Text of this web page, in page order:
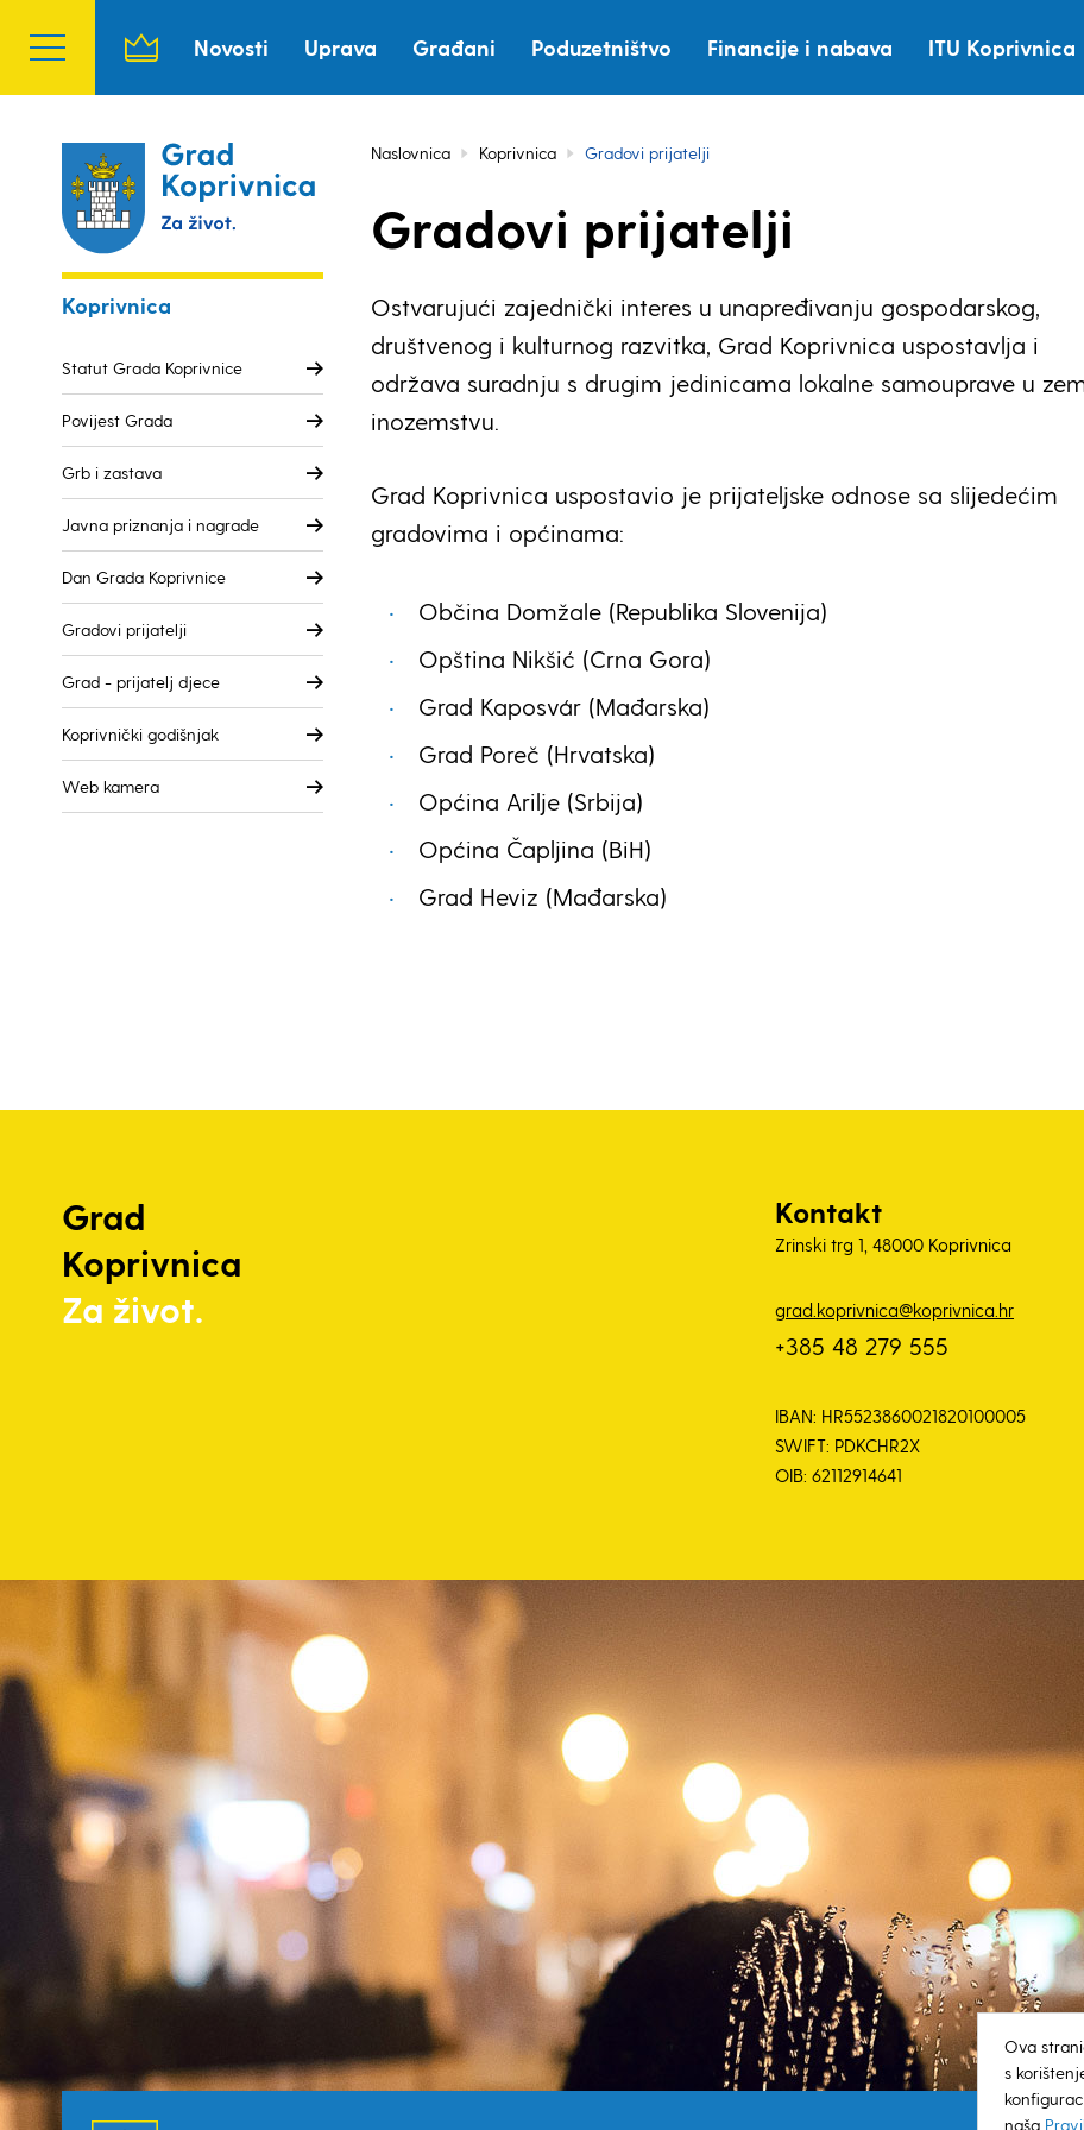
Novosti Uprava Građani Poduzetništvo Financije i nabava ITU Koprivnica
Koprivnica
Statut Grada Koprivnice
Povijest Grada
Grb i zastava
Javna priznanja i nagrade
Dan Grada Koprivnice
Gradovi prijatelji
Grad - prijatelj djece
Koprivnički godišnjak
Web kamera
Naslovnica Koprivnica Gradovi prijatelji
Gradovi prijatelji
Ostvarujući zajednički interes u unapređivanju gospodarskog,
društvenog i kulturnog razvitka, Grad Koprivnica uspostavlja i
održava suradnju s drugim jedinicama lokalne samouprave u
inozemstvu.
Grad Koprivnica uspostavio je prijateljske odnose sa slijedećim
gradovima i općinama:
Občina Domžale (Republika Slovenija)
Opština Nikšić (Crna Gora)
Grad Kaposvár (Mađarska)
Grad Poreč (Hrvatska)
Općina Arilje (Srbija)
Općina Čapljina (BiH)
Grad Heviz (Mađarska)
Grad
Koprivnica
Za život.
Kontakt
Zrinski trg 1, 48000 Koprivnica
grad.koprivnica@koprivnica.hr
+385 48 279 555
IBAN: HR5523860021820100005
SWIFT: PDKCHR2X
OIB: 62112914641
Ova
s
naša